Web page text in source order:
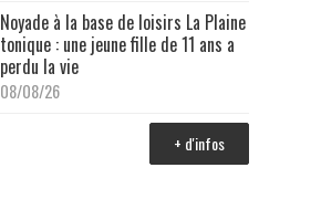
Noyade à la base de loisirs La Plaine
tonique : une jeune fille de 11 ans a
perdu la vie
08/08/26
+ d'infos